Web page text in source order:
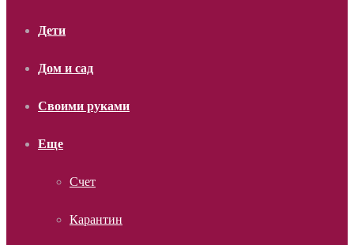
Дети
Дом и сад
Своими руками
Еще
Счет
Карантин